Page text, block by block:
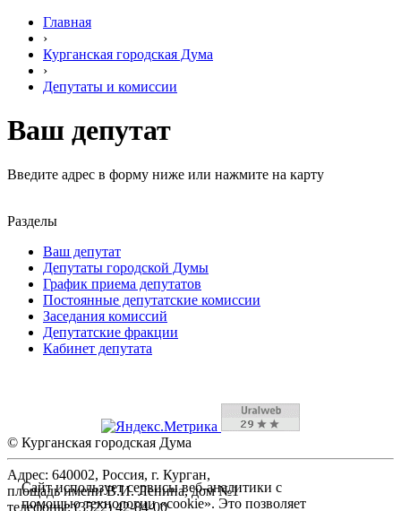
Главная
›
Курганская городская Дума
›
Депутаты и комиссии
Ваш депутат
Введите адрес в форму ниже или нажмите на карту
Разделы
Ваш депутат
Депутаты городской Думы
График приема депутатов
Постоянные депутатские комиссии
Заседания комиссий
Депутатские фракции
Кабинет депутата
© Курганская городская Дума
Адрес: 640002, Россия, г. Курган,
площадь имени В.И. Ленина, дом №1
телефоны: (3522) 42-84-00
Сайт использует сервисы веб-аналитики с
помощью технологии «cookie». Это позволяет